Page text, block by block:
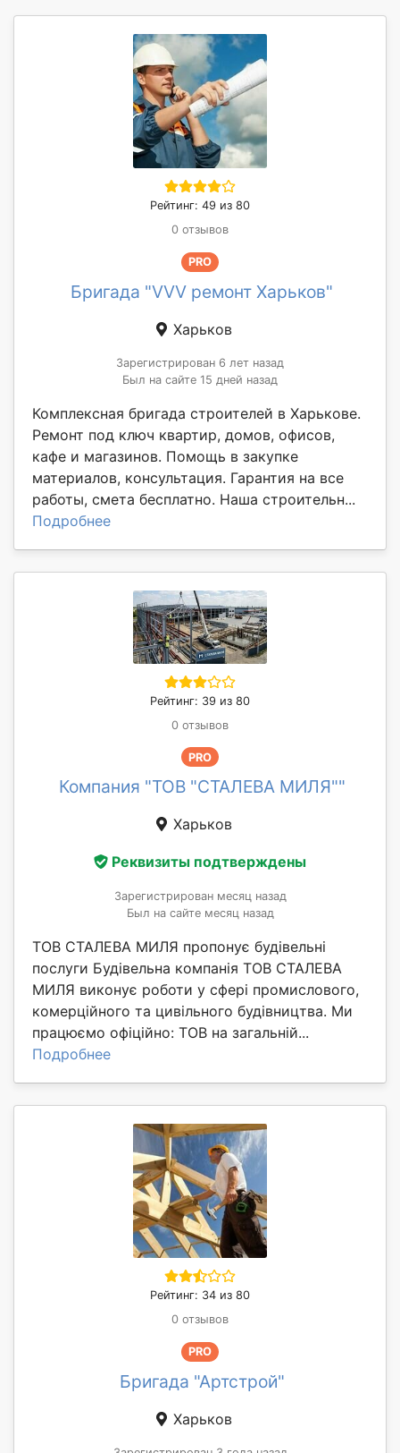
Рейтинг: 49 из 80
0 отзывов
PRO
Бригада "VVV ремонт Харьков"
Харьков
Зарегистрирован 6 лет назад
Был на сайте 15 дней назад
Комплексная бригада строителей в Харькове.
Ремонт под ключ квартир, домов, офисов,
кафе и магазинов. Помощь в закупке
материалов, консультация. Гарантия на все
работы, смета бесплатно. Наша строительн...
Подробнее
Рейтинг: 39 из 80
0 отзывов
PRO
Компания "ТОВ "СТАЛЕВА МИЛЯ""
Харьков
Реквизиты подтверждены
Зарегистрирован месяц назад
Был на сайте месяц назад
ТОВ СТАЛЕВА МИЛЯ пропонує будівельні
послуги Будівельна компанія ТОВ СТАЛЕВА
МИЛЯ виконує роботи у сфері промислового,
комерційного та цивільного будівництва. Ми
працюємо офіційно: ТОВ на загальній...
Подробнее
Рейтинг: 34 из 80
0 отзывов
PRO
Бригада "Артстрой"
Харьков